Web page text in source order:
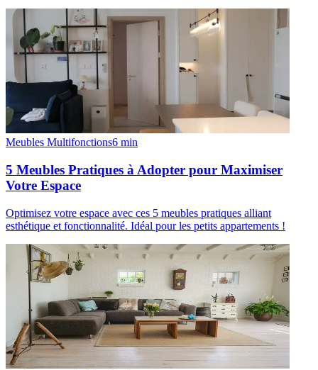
Meubles Multifonctions6 min
5 Meubles Pratiques à Adopter pour Maximiser
Votre Espace
Optimisez votre espace avec ces 5 meubles pratiques alliant
esthétique et fonctionnalité. Idéal pour les petits appartements !